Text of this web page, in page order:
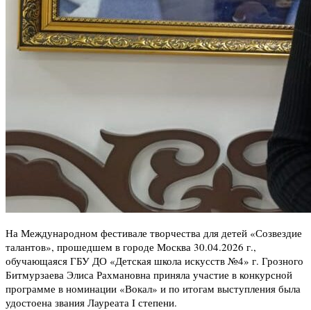
На Международном фестивале творчества для детей «Созвездие
талантов», прошедшем в городе Москва 30.04.2026 г.,
обучающаяся ГБУ ДО «Детская школа искусств №4» г. Грозного
Битмурзаева Элиса Рахмановна приняла участие в конкурсной
программе в номинации «Вокал» и по итогам выступления была
удостоена звания Лауреата I степени.